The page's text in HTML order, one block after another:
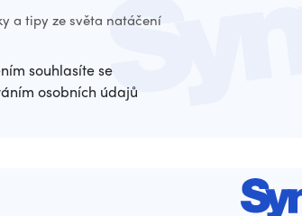
a tipy ze světa natáčení
souhlasíte se
osobních údajů